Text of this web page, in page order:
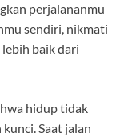
perjalananmu
sendiri, nikmati
baik dari
hidup tidak
Saat jalan